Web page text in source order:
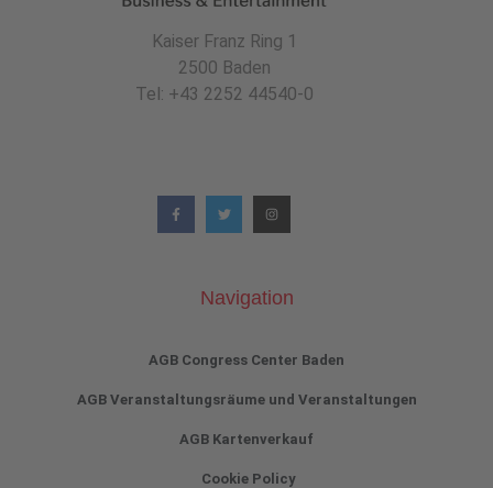
Kaiser Franz Ring 1
2500 Baden
Tel: +43 2252 44540-0
Navigation
AGB Congress Center Baden
AGB Veranstaltungsräume und Veranstaltungen
AGB Kartenverkauf
Cookie Policy